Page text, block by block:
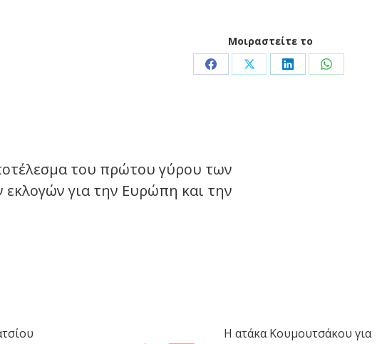
Μοιραστείτε το
Share Share Share Share
του πρώτου γύρου των
για την Ευρώπη και την
Η ατάκα Κουμουτσάκου για